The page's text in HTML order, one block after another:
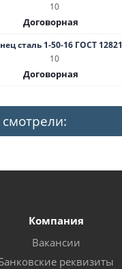
10
Договорная
сталь 1-50-16 ГОСТ 12821
10
Договорная
Компания
Вакансии
реквизиты